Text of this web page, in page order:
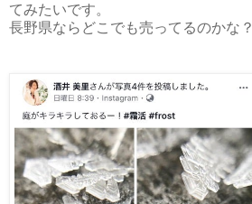
てみたいです。
長野県ならどこでも売ってるのかな？